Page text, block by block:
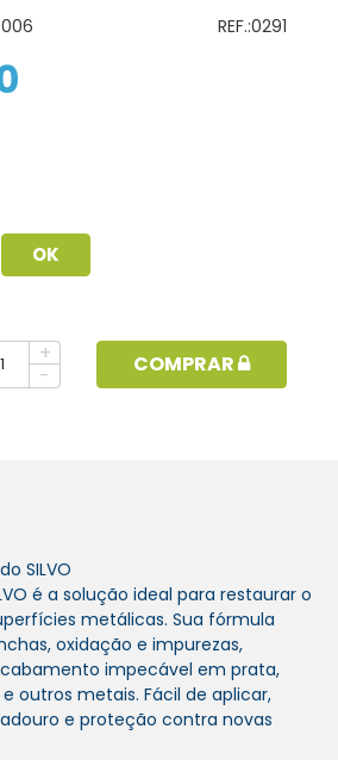
REF.:0291
+
-
COMPRAR
SILVO
é a solução ideal para restaurar o
metálicas. Sua fórmula
oxidação e impurezas,
impecável em prata,
outros metais. Fácil de aplicar,
e proteção contra novas